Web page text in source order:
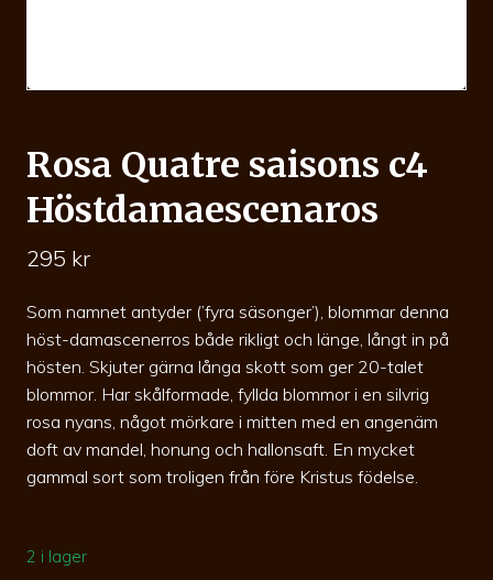
Rosa Quatre saisons c4
Höstdamaescenaros
295 kr
Som namnet antyder (’fyra säsonger’), blommar denna
höst-damascenerros både rikligt och länge, långt in på
hösten. Skjuter gärna långa skott som ger 20-talet
blommor. Har skålformade, fyllda blommor i en silvrig
rosa nyans, något mörkare i mitten med en angenäm
doft av mandel, honung och hallonsaft. En mycket
gammal sort som troligen från före Kristus födelse.
2 i lager